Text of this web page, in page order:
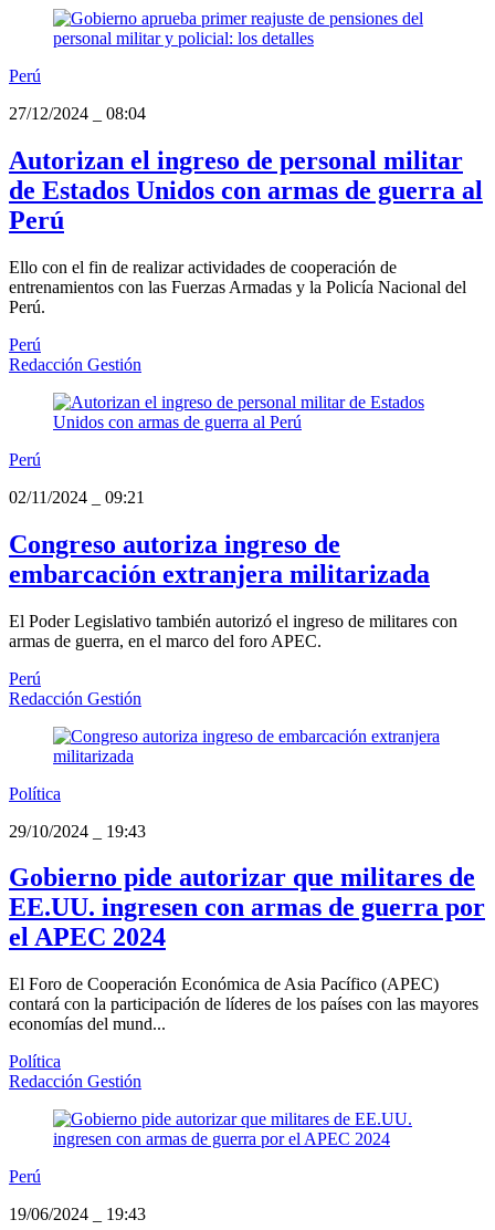
Perú
27/12/2024
08:04
Autorizan el ingreso de personal militar
de Estados Unidos con armas de guerra al
Perú
Ello con el fin de realizar actividades de cooperación de
entrenamientos con las Fuerzas Armadas y la Policía Nacional del
Perú.
Perú
Redacción Gestión
Perú
02/11/2024
09:21
Congreso autoriza ingreso de
embarcación extranjera militarizada
El Poder Legislativo también autorizó el ingreso de militares con
armas de guerra, en el marco del foro APEC.
Perú
Redacción Gestión
Política
29/10/2024
19:43
Gobierno pide autorizar que militares de
EE.UU. ingresen con armas de guerra por
el APEC 2024
El Foro de Cooperación Económica de Asia Pacífico (APEC)
contará con la participación de líderes de los países con las mayores
economías del mund...
Política
Redacción Gestión
Perú
19/06/2024
19:43